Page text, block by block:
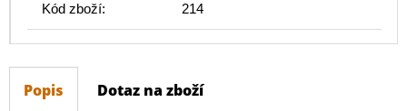
Kód zboží: 214
Popis Dotaz na zboží